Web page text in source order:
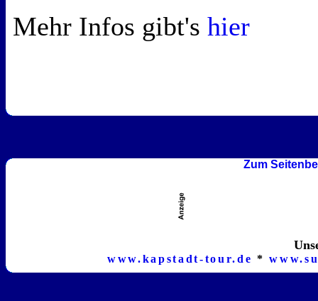
Mehr Infos gibt's hier
Zum
www.kapstadt-tour.de *